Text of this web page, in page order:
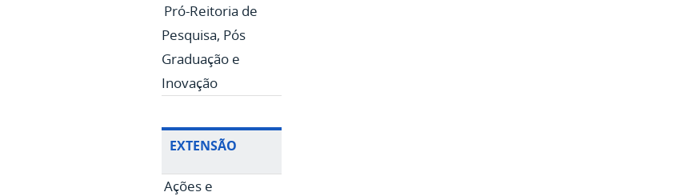
Pró-Reitoria de
Pesquisa, Pós
Graduação e
Inovação
EXTENSÃO
Ações e